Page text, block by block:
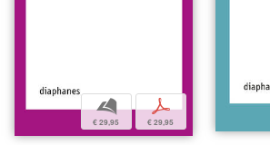
b
€ 29,95
p
€ 29,95